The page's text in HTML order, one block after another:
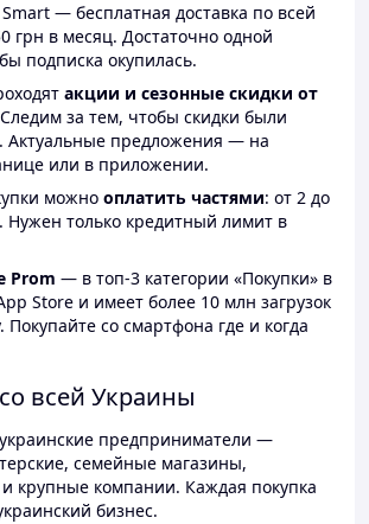
— бесплатная доставка по всей
грн в месяц. Достаточно одной
подписка окупилась.
акции и сезонные скидки от
Следим за тем, чтобы скидки были
Актуальные предложения — на
или в приложении.
можно оплатить частями: от 2 до
Нужен только кредитный лимит в
Prom — в топ-3 категории «Покупки» в
Store и имеет более 10 млн загрузок
Покупайте со смартфона где и когда
всей Украины
предприниматели —
семейные магазины,
крупные компании. Каждая покупка
бизнес.